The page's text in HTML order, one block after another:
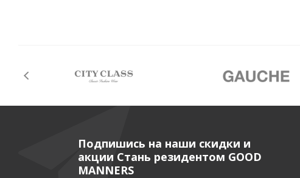
Подпишись на наши скидки и
акции Стань резидентом GOOD
MANNERS